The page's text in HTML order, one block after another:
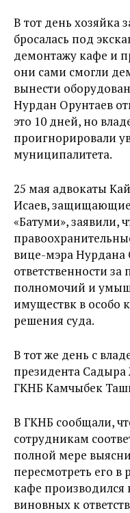
В тот день хозяйка
бросалась под
демонтажу кафе и
они сами смогли
вынести
Нурдан Орунтаев
это 10 дней, но
проигнорировали
муниципалитета.
25 мая адвокаты
Исаев,
«Батуми», заявили,
вице-мэра Нурдана
ответственности
полномочий и
имуществк в особо
решения суда.
В тот же день с
президента
ГКНБ Камчыбек
В ГКНБ сообщали,
сотрудникам
полной мере
пересмотреть его в
кафе производился
виновных к